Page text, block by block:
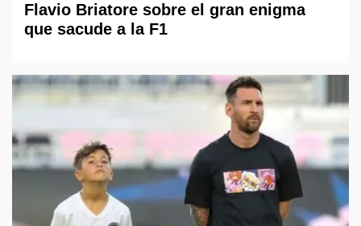
Flavio Briatore sobre el gran enigma
que sacude a la F1